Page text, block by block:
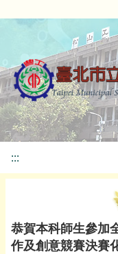
:::
恭賀本科師生參加
作及創意競賽決賽